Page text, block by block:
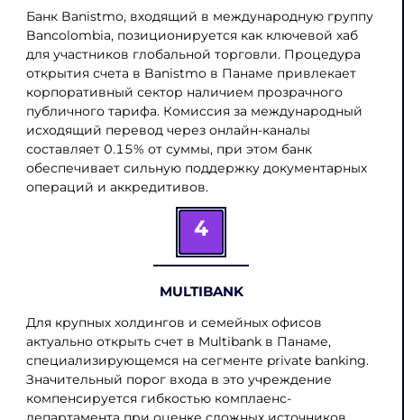
Банк Banistmo, входящий в международную группу
Bancolombia, позиционируется как ключевой хаб
для участников глобальной торговли. Процедура
открытия счета в Banistmo в Панаме привлекает
корпоративный сектор наличием прозрачного
публичного тарифа. Комиссия за международный
исходящий перевод через онлайн-каналы
составляет 0.15% от суммы, при этом банк
обеспечивает сильную поддержку документарных
операций и аккредитивов.
4
MULTIBANK
Для крупных холдингов и семейных офисов
актуально открыть счет в Multibank в Панаме,
специализирующемся на сегменте private banking.
Значительный порог входа в это учреждение
компенсируется гибкостью комплаенс-